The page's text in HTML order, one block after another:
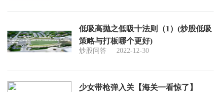
低吸高抛之低吸十法则（1）(炒股低吸
策略与打板哪个更好)
炒股问答 2022-12-30
少女带枪弹入关【海关一看惊了】